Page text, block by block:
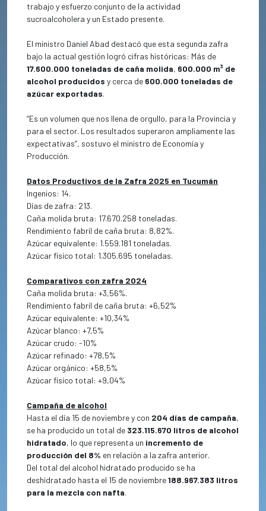
trabajo y esfuerzo conjunto de la actividad
sucroalcoholera y un Estado presente.
El ministro Daniel Abad destacó que esta segunda zafra
bajo la actual gestión logró cifras históricas: Más de
17.600.000 toneladas de caña molida, 600.000 m³ de
alcohol producidos y cerca de 600.000 toneladas de
azúcar exportadas.
“Es un volumen que nos llena de orgullo, para la Provincia y
para el sector. Los resultados superaron ampliamente las
expectativas”, sostuvo el ministro de Economía y
Producción.
Datos Productivos de la Zafra 2025 en Tucumán
Ingenios: 14.
Días de zafra: 213.
Caña molida bruta: 17.670.258 toneladas.
Rendimiento fabril de caña bruta: 8,82%.
Azúcar equivalente: 1.559.181 toneladas.
Azúcar físico total: 1.305.695 toneladas.
Comparativos con zafra 2024
Caña molida bruta: +3,56%.
Rendimiento fabril de caña bruta: +6,52%
Azúcar equivalente: +10,34%
Azúcar blanco: +7,5%
Azúcar crudo: -10%
Azúcar refinado: +78,5%
Azúcar orgánico: +58,5%
Azúcar físico total: +9,04%
Campaña de alcohol
Hasta el día 15 de noviembre y con 204 días de campaña,
se ha producido un total de 323.115.670 litros de alcohol
hidratado, lo que representa un incremento de
producción del 8% en relación a la zafra anterior.
Del total del alcohol hidratado producido se ha
deshidratado hasta el 15 de noviembre188.967.383 litros
para la mezcla con nafta.